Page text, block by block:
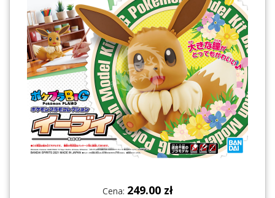
Cena: 249.00 zł